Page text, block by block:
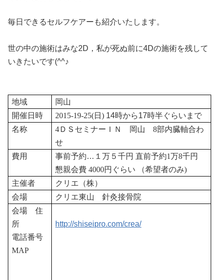
毎日できるセルフケアーも紹介いたします。
世の中の施術はみな2D，私が死ぬ前に4Dの施術を残して
いきたいです(^^♪
地域
岡山
開催日時
2015-19-25(日) 14時から17時半ぐらいまで
名称
4ＤＳセミナーＩＮ 岡山8部内臓軸合わ
せ
費用
事前予約…１万５千円 直前予約1万8千円
懇親会費 4000円ぐらい （希望者のみ)
主催者
クリエ（株）
会場
クリエ東山 針灸接骨院
会場 住
所
電話番号
MAP
http://shiseipro.com/crea/